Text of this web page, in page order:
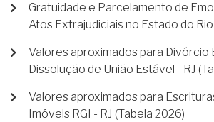
Gratuidade e Parcelamento de
Atos Extrajudiciais no Estado do
Valores aproximados para Divórcio
Dissolução de União Estável - RJ
Valores aproximados para
Imóveis RGI - RJ (Tabela 2026)